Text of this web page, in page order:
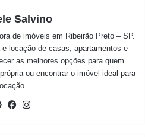
Salvino
de imóveis em Ribeirão Preto – SP.
locação de casas, apartamentos e
as melhores opções para quem
ou encontrar o imóvel ideal para
WebsiteFacebook